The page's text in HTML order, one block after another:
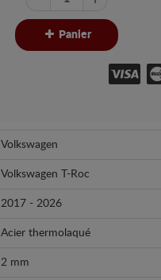
Panier
Volkswagen
Volkswagen T-Roc
2017 - 2026
Acier thermolaqué
2 mm